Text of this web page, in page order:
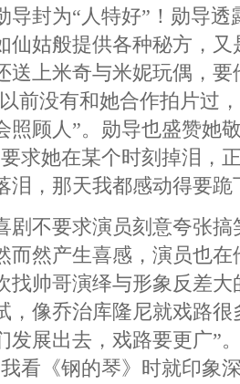
导封为“人特好”！勋导
仙姑般提供各种秘方，
送上米奇与米妮玩偶，
前没有和她合作拍片过
照顾人”。勋导也盛赞她
求她在某个时刻掉泪，
泪，那天我都感动得要跪
不要求演员刻意夸张搞
而然产生喜感，演员也
找帅哥演绎与形象反差大
，像乔治库隆尼就戏路
发展出去，戏路要更广”
看《钢的琴》时就印象